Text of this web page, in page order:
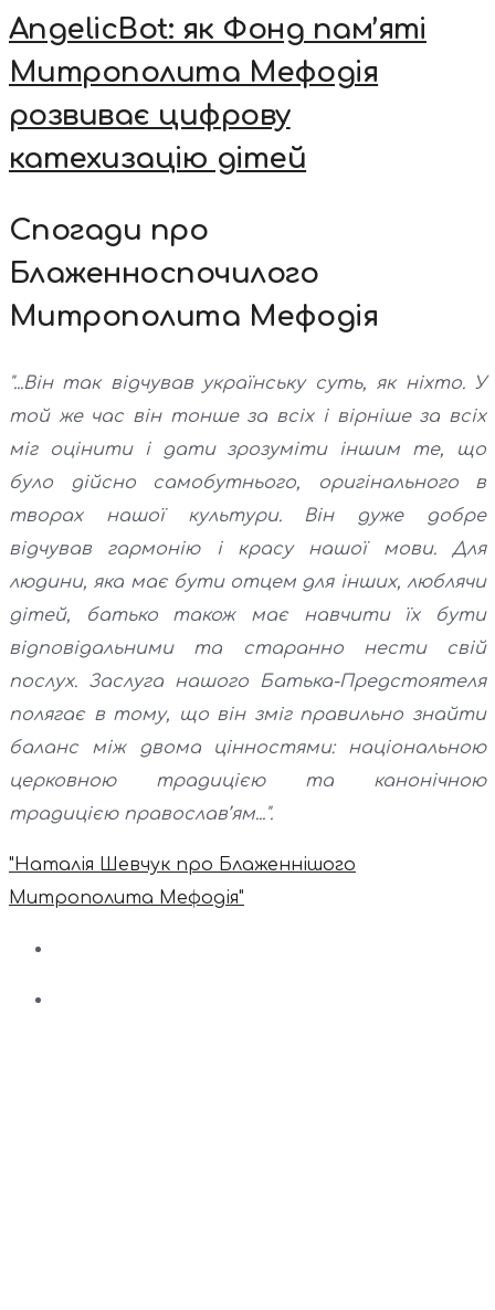
AngelicBot: як Фонд пам’яті
Митрополита Мефодія
розвиває цифрову
катехизацію дітей
Спогади про
Блаженноспочилого
Митрополита Мефодія
"...Він так відчував українську суть, як ніхто. У
той же час він тонше за всіх і вірніше за всіх
міг оцінити і дати зрозуміти іншим те, що
було дійсно самобутнього, оригінального в
творах нашої культури. Він дуже добре
відчував гармонію і красу нашої мови. Для
людини, яка має бути отцем для інших, люблячи
дітей, батько також має навчити їх бути
відповідальними та старанно нести свій
послух. Заслуга нашого Батька-Предстоятеля
полягає в тому, що він зміг правильно знайти
баланс між двома цінностями: національною
церковною традицією та канонічною
традицією православ’ям...".
"Наталія Шевчук про Блаженнішого
Митрополита Мефодія"